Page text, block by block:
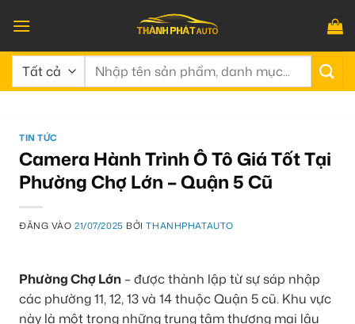
qua
nội
dung
Tìm
TIN TỨC
Camera Hành Trình Ô Tô Giá Tốt Tại
Phường Chợ Lớn – Quận 5 Cũ
ĐĂNG VÀO21/07/2025 BỞITHANHPHATAUTO
Phường Chợ Lớn – được thành lập từ sự sáp nhập
các phường 11, 12, 13 và 14 thuộc Quận 5 cũ. Khu vực
này là một trong những trung tâm thương mại lâu